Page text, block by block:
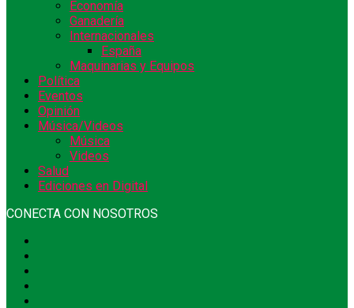
Economía
Ganadería
Internacionales
España
Maquinarias y Equipos
Política
Eventos
Opinión
Música/Videos
Música
Videos
Salud
Ediciones en Digital
CONECTA CON NOSOTROS